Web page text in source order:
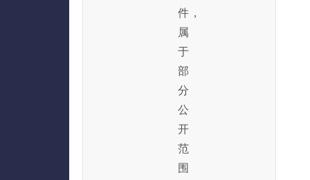
件，
属
于
部
分
公
开
范
围